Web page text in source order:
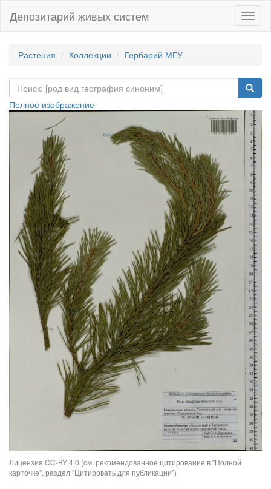
Депозитарий живых систем
Растения Коллекции Гербарий МГУ
Полное изображение
Лицензия CC-BY 4.0 (см. рекомендованное цитирование в "Полной
карточке", раздел "Цитировать для публикации")